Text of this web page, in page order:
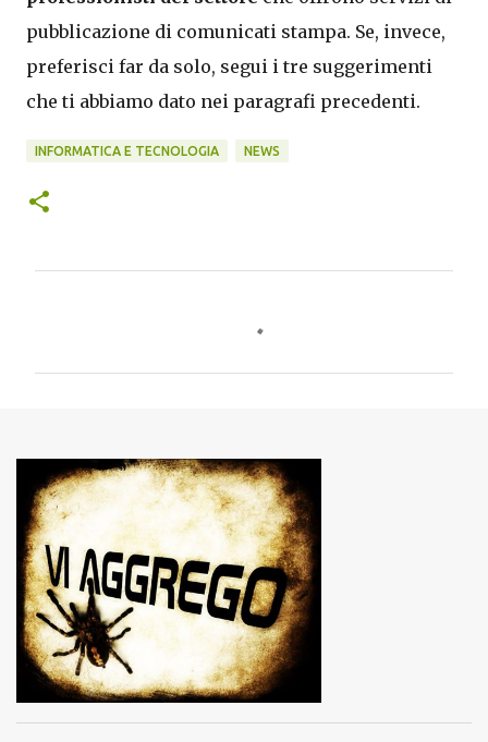
pubblicazione di comunicati stampa. Se, invece,
preferisci far da solo, segui i tre suggerimenti
che ti abbiamo dato nei paragrafi precedenti.
INFORMATICA E TECNOLOGIA NEWS
n
t
i